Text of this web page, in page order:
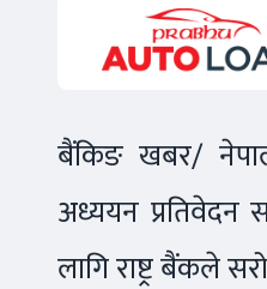
बैंकिङ खबर/ नेपाल
अध्ययन प्रतिवेदन
लागि राष्ट्र बैंकले